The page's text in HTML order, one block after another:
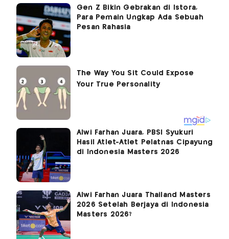
Gen Z Bikin Gebrakan di Istora,
Para Pemain Ungkap Ada Sebuah
Pesan Rahasia
Alwi Farhan Juara, PBSI Syukuri
Hasil Atlet-Atlet Pelatnas Cipayung
di Indonesia Masters 2026
Alwi Farhan Juara Thailand Masters
2026 Setelah Berjaya di Indonesia
Masters 2026?